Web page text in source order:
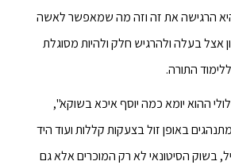
הרגישה את זה וזה מה שמאפשר לאשה
אצל בעלה ולהרגיש חלק ולהיות מסוגלת
התורה.
ההוא יומא כמה יוסף איכא בשוקא",
באופן זול בצעקות קללות ועוד היד
בשוק הסיטונאי לא רק המוכרים אלא גם